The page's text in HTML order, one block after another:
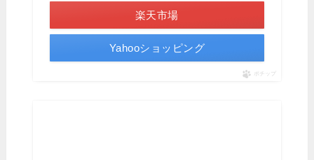
楽天市場
Yahooショッピング
ポチップ